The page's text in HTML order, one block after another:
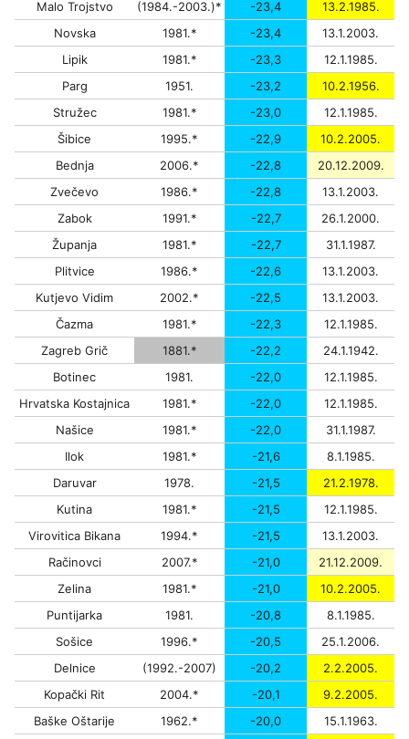
Malo Trojstvo (1984.-2003.)* -23,4
13.2.1985.
Novska
1981.* -23,4
13.1.2003.
Lipik
1981.* -23,3
12.1.1985.
Parg
1951. -23,2
10.2.1956.
Stružec
1981.* -23,0
12.1.1985.
Šibice
1995.* -22,9
10.2.2005.
Bednja
2006.* -22,8
20.12.2009.
Zvečevo
1986.* -22,8
13.1.2003.
Zabok
1991.* -22,7
26.1.2000.
Županja
1981.* -22,7
31.1.1987.
Plitvice
1986.* -22,6
13.1.2003.
Kutjevo Vidim
2002.* -22,5
13.1.2003.
Čazma
1981.* -22,3
12.1.1985.
Zagreb Grič
1881.* -22,2
24.1.1942.
Botinec
1981. -22,0
12.1.1985.
Hrvatska Kostajnica
1981.* -22,0
12.1.1985.
Našice
1981.* -22,0
31.1.1987.
Ilok
1981.* -21,6
8.1.1985.
Daruvar
1978. -21,5
21.2.1978.
Kutina
1981.* -21,5
12.1.1985.
Virovitica Bikana
1994.* -21,5
13.1.2003.
Račinovci
2007.* -21,0
21.12.2009.
Zelina
1981.* -21,0
10.2.2005.
Puntijarka
1981. -20,8
8.1.1985.
Sošice
1996.* -20,5
25.1.2006.
Delnice
(1992.-2007) -20,2
2.2.2005.
Kopački Rit
2004.* -20,1
9.2.2005.
Baške Oštarije
1962.* -20,0
15.1.1963.